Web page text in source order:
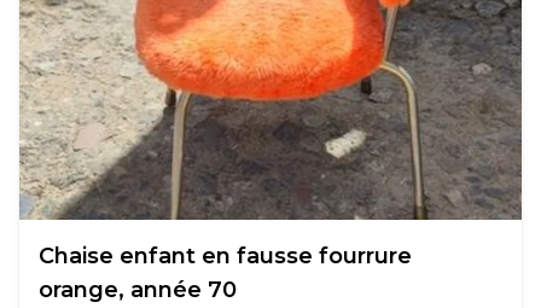
Chaise enfant en fausse fourrure
orange, année 70